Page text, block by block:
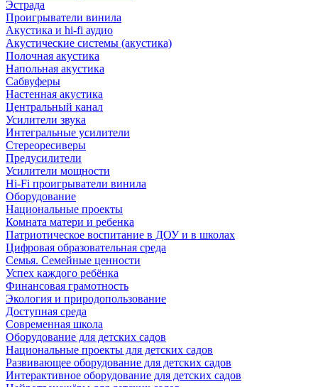
Эстрада
Проигрыватели винила
Акустика и hi-fi аудио
Акустические системы (акустика)
Полочная акустика
Напольная акустика
Сабвуферы
Настенная акустика
Центральный канал
Усилители звука
Интегральные усилители
Стереоресиверы
Предусилители
Усилители мощности
Hi-Fi проигрыватели винила
Оборудование
Национальные проекты
Комната матери и ребенка
Патриотическое воспитание в ДОУ и в школах
Цифровая образовательная среда
Семья. Семейные ценности
Успех каждого ребёнка
Финансовая грамотность
Экология и природопользование
Доступная среда
Современная школа
Оборудование для детских садов
Национальные проекты для детских садов
Развивающее оборудование для детских садов
Интерактивное оборудование для детских садов